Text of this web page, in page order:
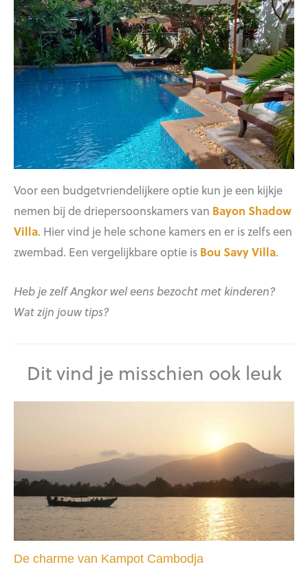
Voor een budgetvriendelijkere optie kun je een kijkje
nemen bij de driepersoonskamers van Bayon Shadow
Villa. Hier vind je hele schone kamers en er is zelfs een
zwembad. Een vergelijkbare optie is Bou Savy Villa.
Heb je zelf Angkor wel eens bezocht met kinderen?
Wat zijn jouw tips?
Dit vind je misschien ook leuk
De charme van Kampot Cambodja